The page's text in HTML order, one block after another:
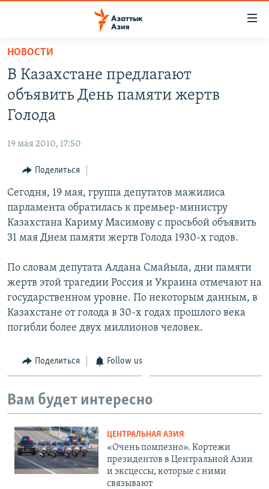
Вернуться
основному
содержанию
Вернутся
главной
Вернутся
поиску
КАЗАХСТАН
ТАДЖИКИСТАН
НОВОСТИ
ВОЙНА В УКРАИНЕ
КЫРГЫЗЧА
ЎЗБЕКЧА
TÜRKMENÇE
Все сайты РСЕ/РС
НОВОСТИ
В Казахстане предлагают
объявить День памяти жертв
Голода
19 мая 2010, 17:50
Поделиться
Сегодня, 19 мая, группа депутатов мажилиса
парламента обратилась к премьер-министру
Казахстана Кариму Масимову с просьбой объявить
31 мая Днем памяти жертв Голода 1930-х годов.
По словам депутата Алдана Смайыла, дни памяти
жертв этой трагедии Россия и Украина отмечают на
государственном уровне. По некоторым данным, в
Казахстане от голода в 30-х годах прошлого века
погибли более двух миллионов человек.
Поделиться Follow us
Вам будет интересно
ЦЕНТРАЛЬНАЯ АЗИЯ
«Очень помпезно». Кортежи
президентов в Центральной Азии
и эксцессы, которые с ними
связывают